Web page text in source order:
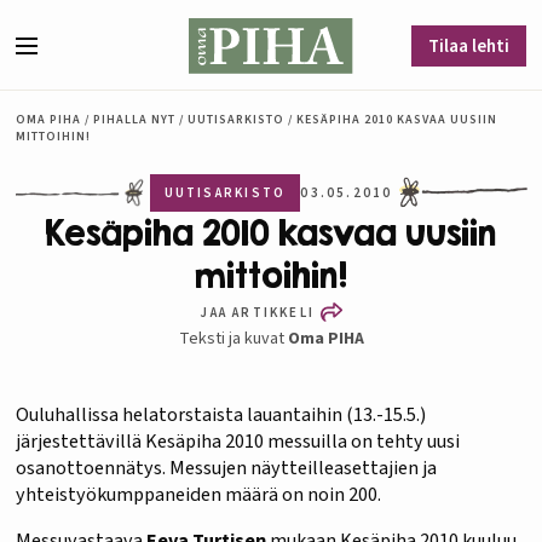
Tilaa lehti
OMA PIHA / PIHALLA NYT / UUTISARKISTO / KESÄPIHA 2010 KASVAA UUSIIN
MITTOIHIN!
UUTISARKISTO 03.05.2010
Kesäpiha 2010 kasvaa uusiin
mittoihin!
JAA ARTIKKELI
Teksti ja kuvat Oma PIHA
Ouluhallissa helatorstaista lauantaihin (13.-15.5.)
järjestettävillä Kesäpiha 2010 messuilla on tehty uusi
osanottoennätys. Messujen näytteilleasettajien ja
yhteistyökumppaneiden määrä on noin 200.